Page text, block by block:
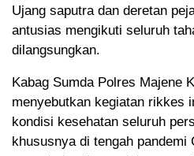
Ujang saputra dan deretan
antusias mengikuti seluruh
dilangsungkan.
Kabag Sumda Polres Majene
menyebutkan kegiatan rikkes
kondisi kesehatan seluruh
khususnya di tengah pandemi